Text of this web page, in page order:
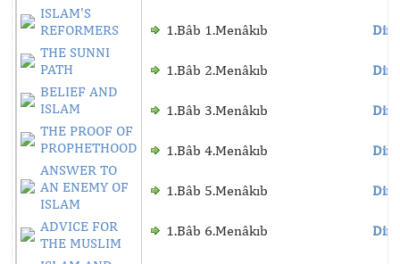
ISLAM'S
REFORMERS
THE SUNNI
PATH
BELIEF AND
ISLAM
THE PROOF OF
PROPHETHOOD
ANSWER TO
AN ENEMY OF
ISLAM
ADVICE FOR
THE MUSLIM
1.Bâb 1.Menâkıb
1.Bâb 2.Menâkıb
1.Bâb 3.Menâkıb
1.Bâb 4.Menâkıb
1.Bâb 5.Menâkıb
1.Bâb 6.Menâkıb